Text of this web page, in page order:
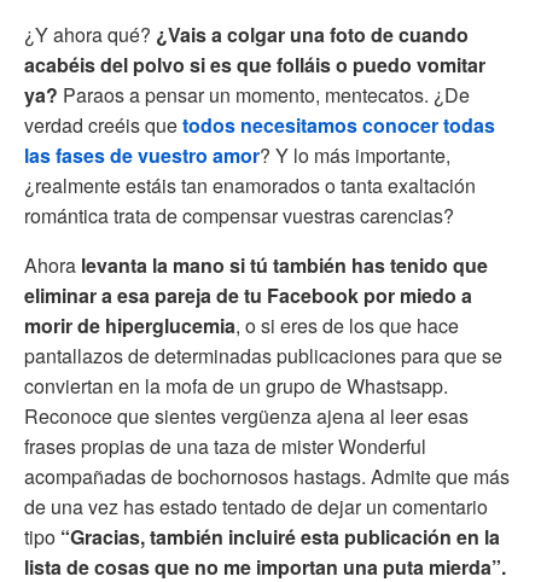
¿Y ahora qué? ¿Vais a colgar una foto de cuando
acabéis del polvo si es que folláis o puedo vomitar
ya? Paraos a pensar un momento, mentecatos. ¿De
verdad creéis quetodos necesitamos conocer todas
las fases de vuestro amor? Y lo más importante,
¿realmente estáis tan enamorados o tanta exaltación
romántica trata de compensar vuestras carencias?
Ahora levanta la mano si tú también has tenido que
eliminar a esa pareja de tu Facebook por miedo a
morir de hiperglucemia, o si eres de los que hace
pantallazos de determinadas publicaciones para que se
conviertan en la mofa de un grupo de Whastsapp.
Reconoce que sientes vergüenza ajena al leer esas
frases propias de una taza de mister Wonderful
acompañadas de bochornosos hastags. Admite que más
de una vez has estado tentado de dejar un comentario
tipo “Gracias, también incluiré esta publicación en la
lista de cosas que no me importan una puta mierda”.